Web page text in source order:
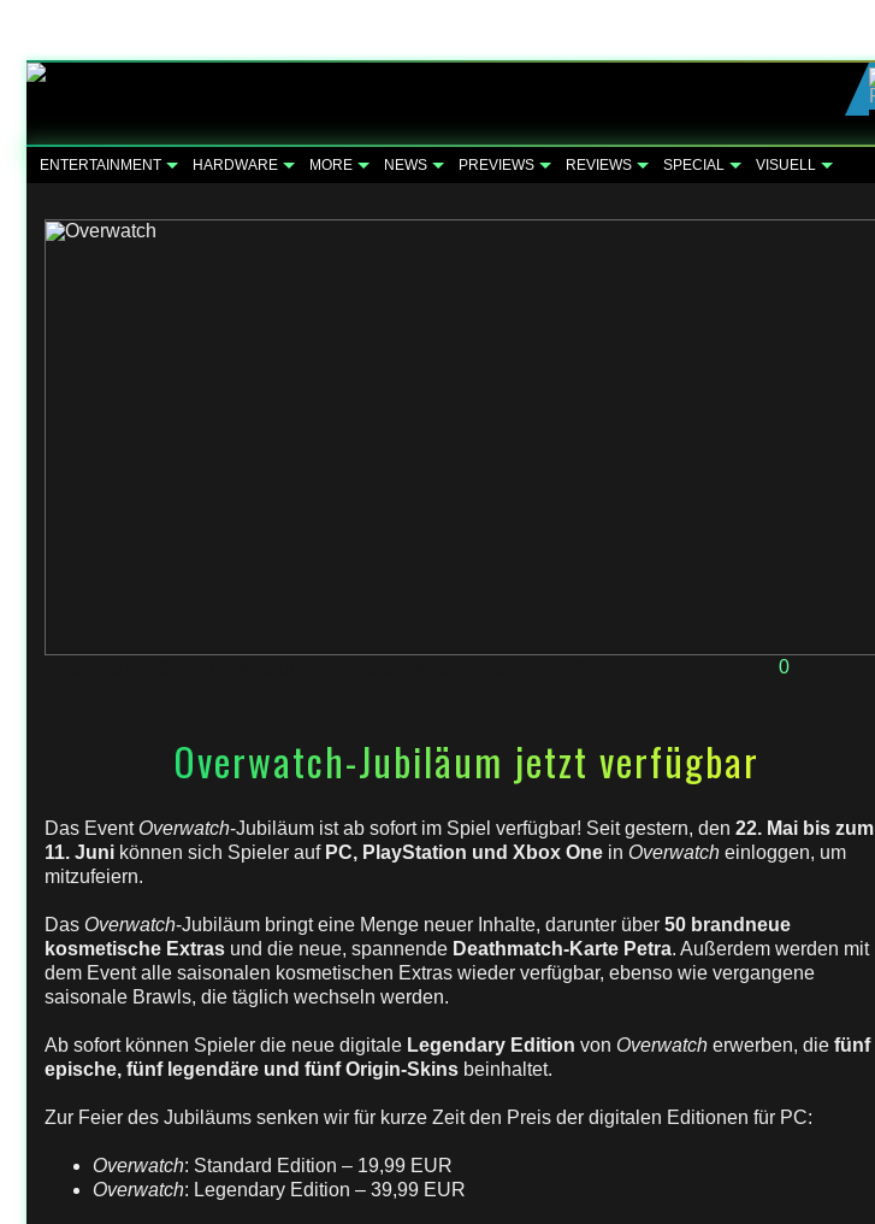
ENTERTAINMENT HARDWARE MORE NEWS PREVIEWS REVIEWS SPECIAL VISUELL
0
Overwatch-Jubiläum jetzt verfügbar
Das Event Overwatch-Jubiläum ist ab sofort im Spiel verfügbar! Seit gestern, den 22. Mai bis zum
11. Juni können sich Spieler auf PC, PlayStation und Xbox One in Overwatch einloggen, um
mitzufeiern.
Das Overwatch-Jubiläum bringt eine Menge neuer Inhalte, darunter über 50 brandneue
kosmetische Extras und die neue, spannende Deathmatch-Karte Petra. Außerdem werden mit
dem Event alle saisonalen kosmetischen Extras wieder verfügbar, ebenso wie vergangene
saisonale Brawls, die täglich wechseln werden.
Ab sofort können Spieler die neue digitale Legendary Edition von Overwatch erwerben, die fünf
epische, fünf legendäre und fünf Origin-Skins beinhaltet.
Zur Feier des Jubiläums senken wir für kurze Zeit den Preis der digitalen Editionen für PC:
Overwatch: Standard Edition – 19,99 EUR
Overwatch: Legendary Edition – 39,99 EUR